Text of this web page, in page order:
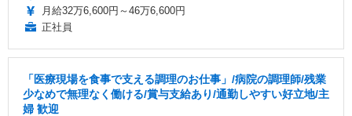
月給32万6,600円～46万6,600円
正社員
「医療現場を食事で支える調理のお仕事」/病院の調理師/残業
少なめで無理なく働ける/賞与支給あり/通勤しやすい好立地/主
婦 歓迎